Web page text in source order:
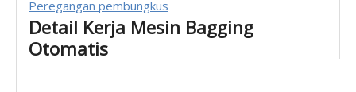
Peregangan pembungkus
Detail Kerja Mesin Bagging
Otomatis